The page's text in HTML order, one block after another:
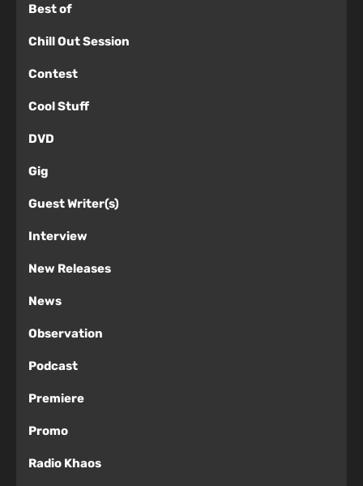
Best of
Chill Out Session
Contest
Cool Stuff
DVD
Gig
Guest Writer(s)
Interview
New Releases
News
Observation
Podcast
Premiere
Promo
Radio Khaos